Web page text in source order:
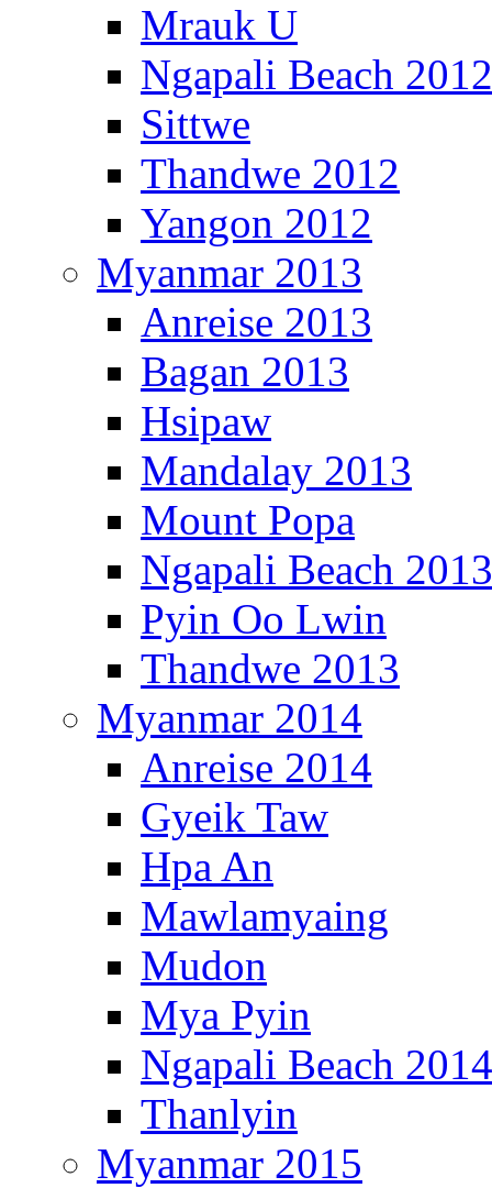
Mrauk U
Ngapali Beach 2012
Sittwe
Thandwe 2012
Yangon 2012
Myanmar 2013
Anreise 2013
Bagan 2013
Hsipaw
Mandalay 2013
Mount Popa
Ngapali Beach 2013
Pyin Oo Lwin
Thandwe 2013
Myanmar 2014
Anreise 2014
Gyeik Taw
Hpa An
Mawlamyaing
Mudon
Mya Pyin
Ngapali Beach 2014
Thanlyin
Myanmar 2015